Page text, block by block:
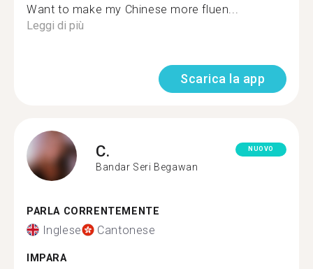
Want to make my Chinese more fluen...
Leggi di più
Scarica la app
C.
Bandar Seri Begawan
NUOVO
PARLA CORRENTEMENTE
Inglese Cantonese
IMPARA